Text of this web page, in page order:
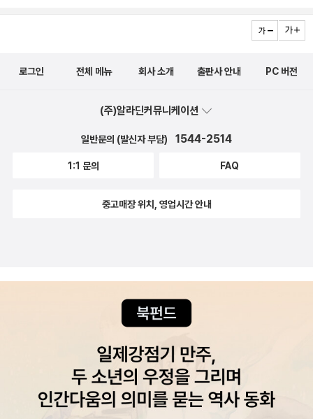
로그인 전체 메뉴 회사 소개 출판사 안내 PC 버전
(주)알라딘커뮤니케이션
일반문의 (발신자 부담) 1544-2514
1:1 문의 FAQ
중고매장 위치, 영업시간 안내